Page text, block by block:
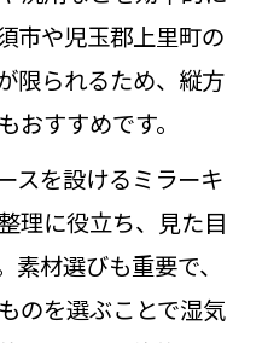
フォームで水はね
ント
ントは素材比較に
フォームで素材選
フォームで陶器と
市や児玉郡上里町の
限られるため、縦方
おすすめです。
スを設けるミラーキ
理に役立ち、見た目
素材選びも重要で、
のを選ぶことで湿気